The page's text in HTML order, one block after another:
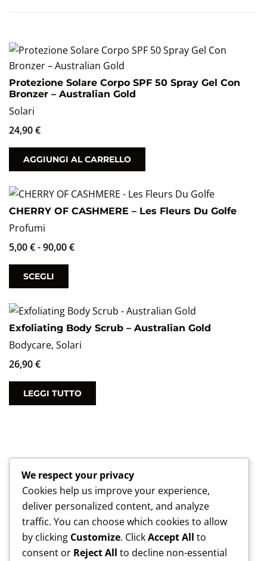
Protezione Solare Corpo SPF 50 Spray Gel Con
Bronzer – Australian Gold
Solari
24,90€
AGGIUNGI AL CARRELLO
CHERRY OF CASHMERE – Les Fleurs Du Golfe
Profumi
5,00€-90,00€
SCEGLI
Exfoliating Body Scrub – Australian Gold
Bodycare, Solari
26,90€
LEGGI TUTTO
Chiamaci in negozio
06 4420 8701
Seguici sui Social
We respect your privacy
Cookies help us improve your experience,
deliver personalized content, and analyze
traffic. You can choose which cookies to allow
by clicking Customize. ClickAccept All to
consent or Reject All to decline non-essential